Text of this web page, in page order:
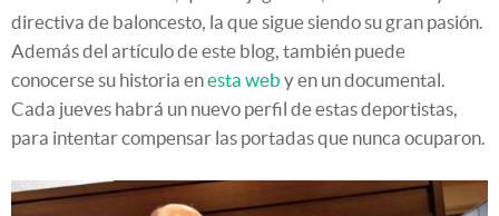
directiva de baloncesto, la que sigue siendo su gran pasión.
Además del artículo de este blog, también puede
conocerse su historia enesta web y en un documental.
Cada jueves habrá un nuevo perfil de estas deportistas,
para intentar compensar las portadas que nunca ocuparon.